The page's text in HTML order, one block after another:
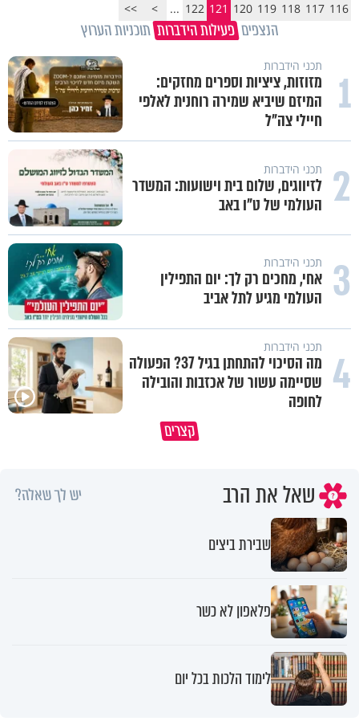
116
117
118
119
120
121
122
...
>
>>
הנצפים פעילות הידברות תוכניות הערוץ
1 תכני הידברות
מזוזות, ציציות וספרים מחזקים:
המיזם שיביא שמירה רוחנית לאלפי
חיילי צה"ל
2 תכני הידברות
לזיווגים, שלום בית וישועות: המשדר
העולמי של ט"ו באב
3 תכני הידברות
אחי, מחכים רק לך: יום התפילין
העולמי מגיע לתל אביב
4 תכני הידברות
מה הסיכוי להתחתן בגיל 37? הפעולה
שסיימה עשור של אכזבות והובילה
לחופה
קצרים
שאל את הרב יש לך שאלה?
שבירת ביצים
פלאפון לא כשר
לימוד הלכות בכל יום